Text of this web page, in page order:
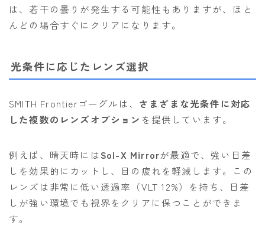
は、若干の曇りが発生する可能性もありますが、ほと
んどの場合すぐにクリアになります。
光条件に応じたレンズ選択
SMITH Frontierゴーグルは、 さまざまな光条件に対応
した複数のレンズオプション を提供しています。
例えば、晴天時にはSol-X Mirrorが最適で、強い日差
しを効果的にカットし、目の疲れを軽減します。この
レンズは非常に低い透過率（VLT 12%）を持ち、日差
しが強い環境でも視界をクリアに保つことができま
す。